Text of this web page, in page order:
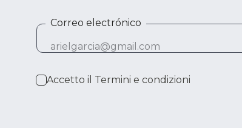
Correo electrónico
Accetto il Termini e condizioni